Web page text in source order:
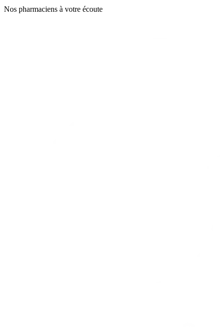
Nos pharmaciens à votre écoute